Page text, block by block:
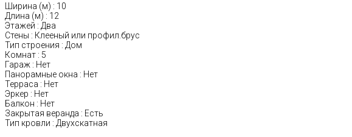
Ширина (м) : 10
Длина (м) : 12
Этажей : Два
Стены : Клееный или профил.брус
Тип строения : Дом
Комнат : 5
Гараж : Нет
Панорамные окна : Нет
Терраса : Нет
Эркер : Нет
Балкон : Нет
Закрытая веранда : Есть
Тип кровли : Двухскатная